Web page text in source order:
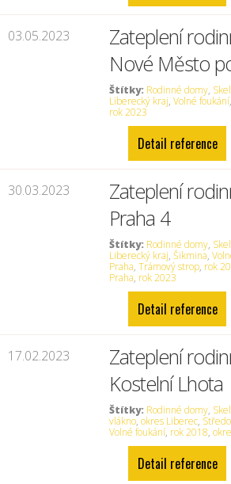
03.05.2023
Zateplení
Nové Město
Štítky: Rodinné domy,
Liberecký kraj,Volné foukání,
rok 2023
Detail reference
30.03.2023
Zateplení
Praha 4
Štítky: Rodinné domy,
Liberecký kraj,Šikmina,
Praha,Trámový strop, rok
Praha, rok 2023
Detail reference
17.02.2023
Zateplení
Kostelní Lhota
Štítky: Rodinné domy,
vlákno,okres Liberec,
Volné foukání, rok 2018,
Detail reference